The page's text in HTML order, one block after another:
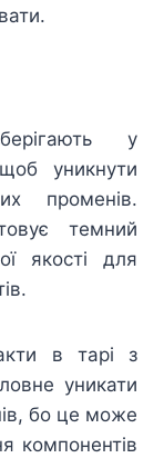
у
уникнути
променів.
темний
якості для
в тарі з
уникати
бо це може
компонентів